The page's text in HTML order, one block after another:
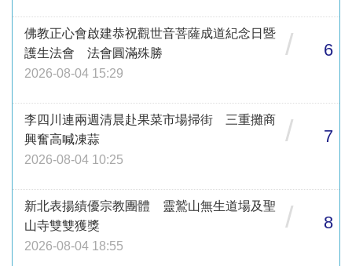
佛教正心會啟建恭祝觀世音菩薩成道紀念日暨
護生法會 法會圓滿殊勝
2026-08-04 15:29
/ 6
李四川連兩週清晨赴果菜市場掃街 三重攤商
興奮高喊凍蒜
2026-08-04 10:25
/ 7
新北表揚績優宗教團體 靈鷲山無生道場及聖
山寺雙雙獲獎
2026-08-04 18:55
/ 8